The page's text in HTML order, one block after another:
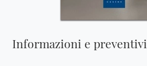
Informazioni e preventivi